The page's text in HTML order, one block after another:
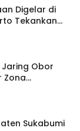
Digelar di
Tekankan
Obor
Zona
Sukabumi